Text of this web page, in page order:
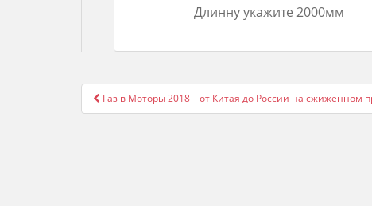
Длинну укажите 2000мм
Post
navigation
Газ в Моторы 2018 – от Китая до России на сжиженном